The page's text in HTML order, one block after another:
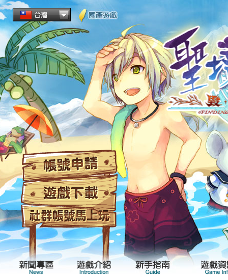
新聞專區 遊戲介紹
帳
遊
社